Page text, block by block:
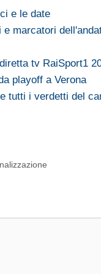
e le date
marcatori
tv RaiSport1
playoff a Verona
tutti i verdetti del